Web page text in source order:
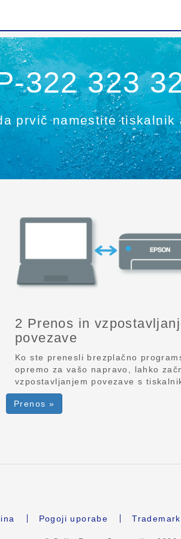
322 323
prvič namestite
2 Prenos in
povezave
Ko ste prenesli brezplačno
opremo za vašo napravo, lahko
vzpostavljanjem povezave s
Prenos »
Pogoji uporabe